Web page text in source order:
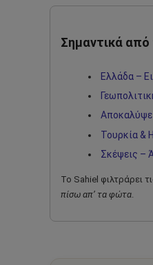
Σημαντικά
Ελλάδα –
Τουρκία &
Σκέψεις –
Το Sahiel φιλτράρει
πίσω απ’ τα φώτα